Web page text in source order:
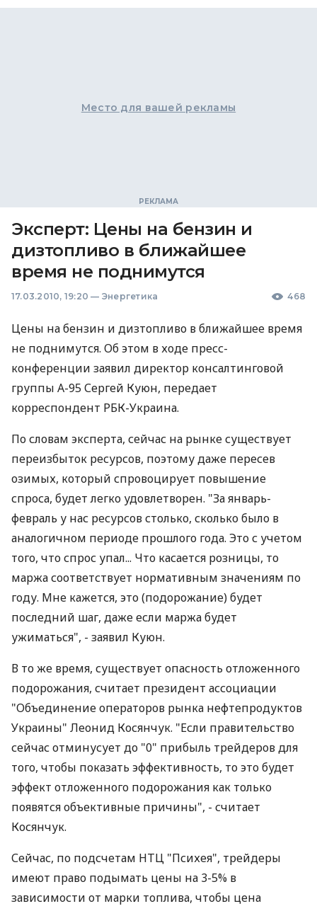
Место для вашей рекламы
Эксперт: Цены на бензин и
дизтопливо в ближайшее
время не поднимутся
17.03.2010, 19:20 — Энергетика 468
Цены на бензин и дизтопливо в ближайшее время
не поднимутся. Об этом в ходе пресс-
конференции заявил директор консалтинговой
группы А-95 Сергей Куюн, передает
корреспондент РБК-Украина.
По словам эксперта, сейчас на рынке существует
переизбыток ресурсов, поэтому даже пересев
озимых, который спровоцирует повышение
спроса, будет легко удовлетворен. "За январь-
февраль у нас ресурсов столько, сколько было в
аналогичном периоде прошлого года. Это с учетом
того, что спрос упал... Что касается розницы, то
маржа соответствует нормативным значениям по
году. Мне кажется, это (подорожание) будет
последний шаг, даже если маржа будет
ужиматься", - заявил Куюн.
В то же время, существует опасность отложенного
подорожания, считает президент ассоциации
"Объединение операторов рынка нефтепродуктов
Украины" Леонид Косянчук. "Если правительство
сейчас отминусует до "0" прибыль трейдеров для
того, чтобы показать эффективность, то это будет
эффект отложенного подорожания как только
появятся объективные причины", - считает
Косянчук.
Сейчас, по подсчетам НТЦ "Психея", трейдеры
имеют право подымать цены на 3-5% в
зависимости от марки топлива, чтобы цена